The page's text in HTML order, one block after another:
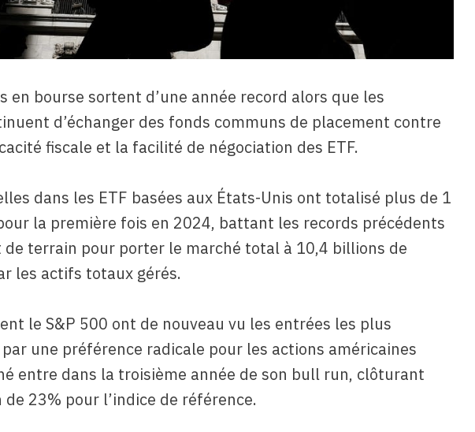
en bourse sortent d’une année record alors que les
d’échanger des fonds communs de placement contre
fiscale et la facilité de négociation des ETF.
dans les ETF basées aux États-Unis ont totalisé plus de 1
la première fois en 2024, battant les records précédents
de terrain pour porter le marché total à 10,4 billions de
les actifs totaux gérés.
le S&P 500 ont de nouveau vu les entrées les plus
une préférence radicale pour les actions américaines
entre dans la troisième année de son bull run, clôturant
23% pour l’indice de référence.